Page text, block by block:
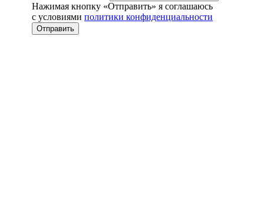
Нажимая кнопку «Отправить» я соглашаюсь
с условиями политики конфиденциальности
Отправить